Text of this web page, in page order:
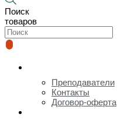
Поиск
товаров
Преподаватели
Контакты
Договор-оферта